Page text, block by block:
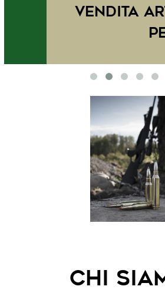
Vendita
pesca
Chi